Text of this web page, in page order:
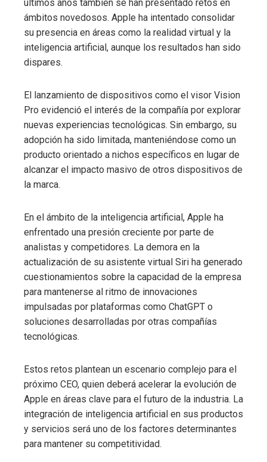
últimos años también se han presentado retos en
ámbitos novedosos. Apple ha intentado consolidar
su presencia en áreas como la realidad virtual y la
inteligencia artificial, aunque los resultados han sido
dispares.
El lanzamiento de dispositivos como el visor Vision
Pro evidenció el interés de la compañía por explorar
nuevas experiencias tecnológicas. Sin embargo, su
adopción ha sido limitada, manteniéndose como un
producto orientado a nichos específicos en lugar de
alcanzar el impacto masivo de otros dispositivos de
la marca.
En el ámbito de la inteligencia artificial, Apple ha
enfrentado una presión creciente por parte de
analistas y competidores. La demora en la
actualización de su asistente virtual Siri ha generado
cuestionamientos sobre la capacidad de la empresa
para mantenerse al ritmo de innovaciones
impulsadas por plataformas como ChatGPT o
soluciones desarrolladas por otras compañías
tecnológicas.
Estos retos plantean un escenario complejo para el
próximo CEO, quien deberá acelerar la evolución de
Apple en áreas clave para el futuro de la industria. La
integración de inteligencia artificial en sus productos
y servicios será uno de los factores determinantes
para mantener su competitividad.